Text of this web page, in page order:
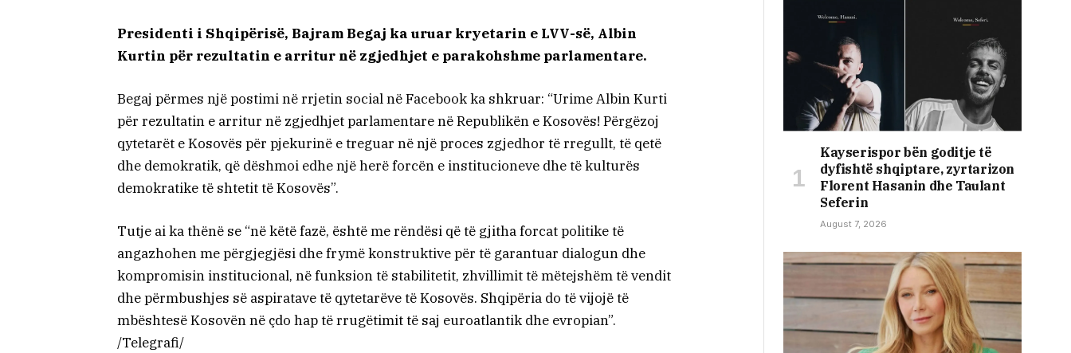
Presidenti i Shqipërisë, Bajram Begaj ka uruar kryetarin e LVV-së, Albin
Kurtin për rezultatin e arritur në zgjedhjet e parakohshme parlamentare.
Begaj përmes një postimi në rrjetin social në Facebook ka shkruar: “Urime Albin Kurti
për rezultatin e arritur në zgjedhjet parlamentare në Republikën e Kosovës! Përgëzoj
qytetarët e Kosovës për pjekurinë e treguar në një proces zgjedhor të rregullt, të qetë
dhe demokratik, që dëshmoi edhe një herë forcën e institucioneve dhe të kulturës
demokratike të shtetit të Kosovës”.
Tutje ai ka thënë se “në këtë fazë, është me rëndësi që të gjitha forcat politike të
angazhohen me përgjegjësi dhe frymë konstruktive për të garantuar dialogun dhe
kompromisin institucional, në funksion të stabilitetit, zhvillimit të mëtejshëm të vendit
dhe përmbushjes së aspiratave të qytetarëve të Kosovës. Shqipëria do të vijojë të
mbështesë Kosovën në çdo hap të rrugëtimit të saj euroatlantik dhe evropian”.
/Telegrafi/
Kayserispor bën goditje të
dyfishtë shqiptare, zyrtarizon
Florent Hasanin dhe Taulant
Seferin
August 7, 2026